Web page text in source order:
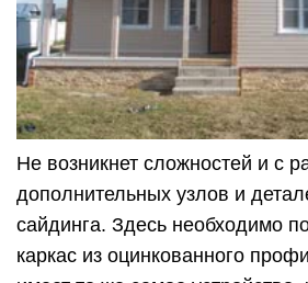
Не возникнет сложностей и с
дополнительных узлов и
сайдинга. Здесь необходимо
каркас из оцинкованного